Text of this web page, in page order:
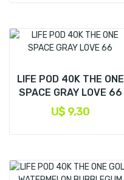
LIFE POD 40K THE ONE
SPACE GRAY LOVE 66
U$ 9,30